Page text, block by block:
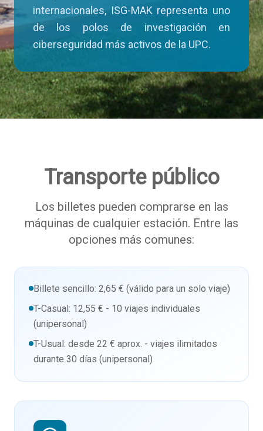
internacionales, ISG-MAK representa uno
de los polos de investigación en
ciberseguridad más activos de la UPC.
Transporte público
Los billetes pueden comprarse en las
máquinas de cualquier estación. Entre las
opciones más comunes:
Billete sencillo: 2,65 € (válido para un solo viaje)
T-Casual: 12,55 € - 10 viajes individuales
(unipersonal)
T-Usual: desde 22 € aprox. - viajes ilimitados
durante 30 días (unipersonal)